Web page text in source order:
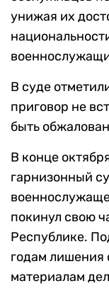
унижая их
В суде
приговор не
быть
В конце
гарнизонный
покинул свою
Республике.
годам лишения
материалам